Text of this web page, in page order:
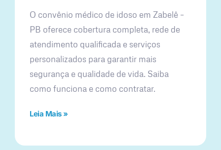
O convênio médico de idoso em Zabelê –
PB oferece cobertura completa, rede de
atendimento qualificada e serviços
personalizados para garantir mais
segurança e qualidade de vida. Saiba
como funciona e como contratar.
Leia Mais »